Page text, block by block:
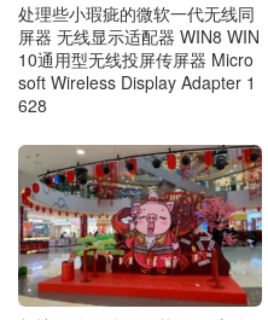
处理些小瑕疵的微软一代无线同
屏器 无线显示适配器 WIN8 WIN
10通用型无线投屏传屏器 Micro
soft Wireless Display Adapter 1
628